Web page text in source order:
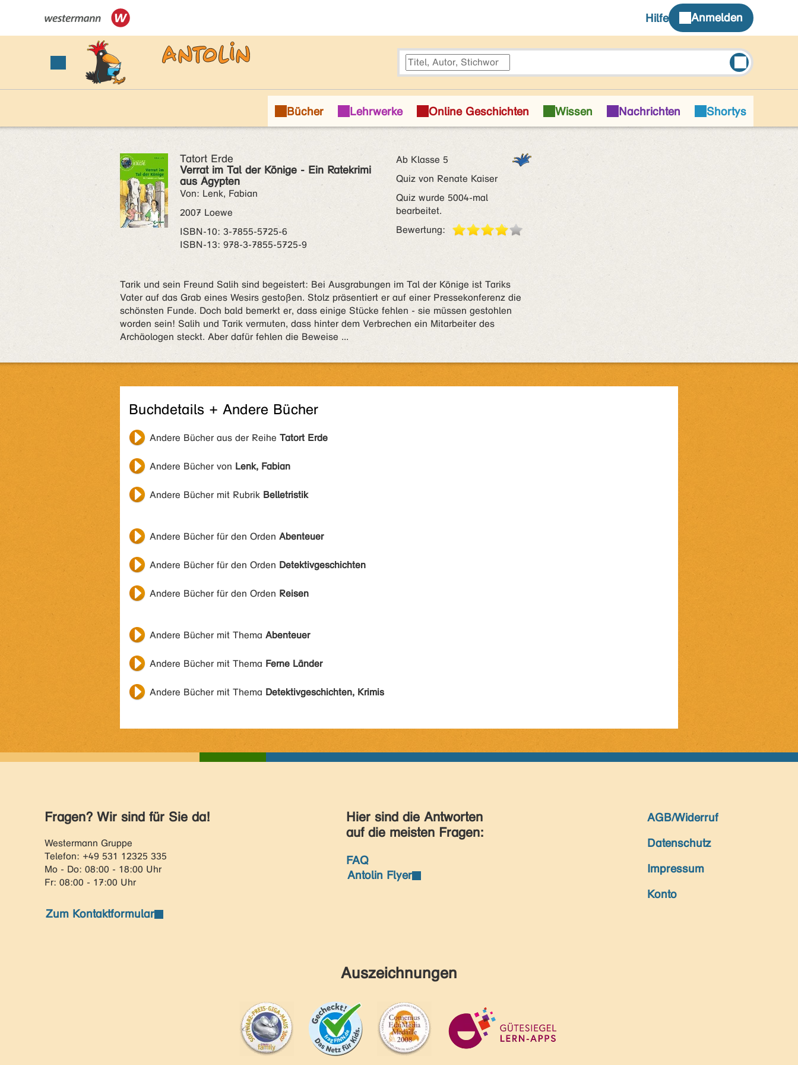
Tatort Erde
Verrat im Tal der Könige - Ein Ratekrimi
aus Ägypten
Von: Lenk, Fabian
2007 Loewe
ISBN‑10: 3-7855-5725-6
ISBN‑13: 978-3-7855-5725-9
Ab Klasse 5
Quiz von Renate Kaiser
Quiz wurde 5004-mal
bearbeitet.
Bewertung:
Tarik und sein Freund Salih sind begeistert: Bei Ausgrabungen im Tal der Könige ist Tariks
Vater auf das Grab eines Wesirs gestoßen. Stolz präsentiert er auf einer Pressekonferenz die
schönsten Funde. Doch bald bemerkt er, dass einige Stücke fehlen - sie müssen gestohlen
worden sein! Salih und Tarik vermuten, dass hinter dem Verbrechen ein Mitarbeiter des
Archäologen steckt. Aber dafür fehlen die Beweise ...
Buchdetails + Andere Bücher
Andere Bücher aus der Reihe Tatort Erde
Andere Bücher von Lenk, Fabian
Andere Bücher mit Rubrik Belletristik
Andere Bücher für den Orden Abenteuer
Andere Bücher für den Orden Detektivgeschichten
Andere Bücher für den Orden Reisen
Andere Bücher mit Thema Abenteuer
Andere Bücher mit Thema Ferne Länder
Andere Bücher mit Thema Detektivgeschichten, Krimis